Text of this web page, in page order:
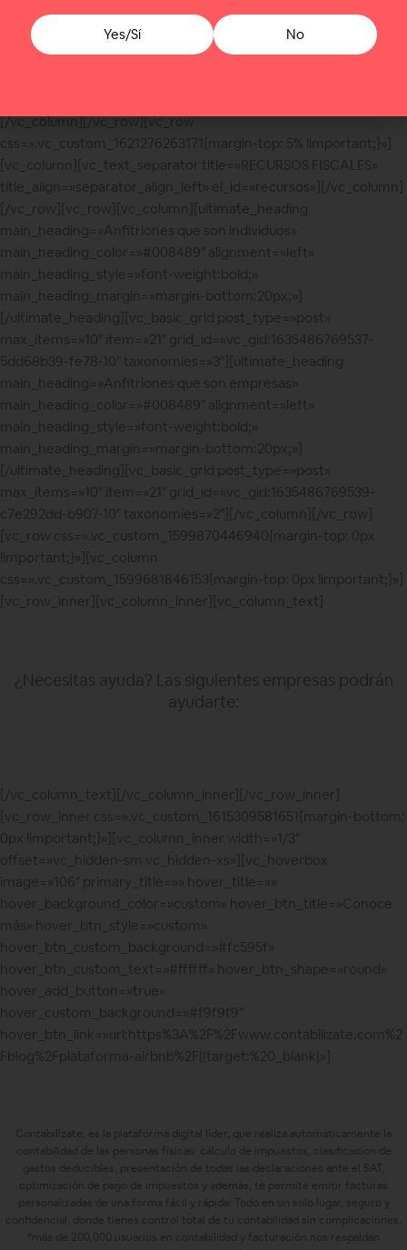
[/vc_column][/vc_row][vc_row
css=».vc_custom_1621276263171{margin-top: 5% !important;}»]
[vc_column][vc_text_separator title=»RECURSOS FISCALES»
title_align=»separator_align_left» el_id=»recursos»][/vc_column]
[/vc_row][vc_row][vc_column][ultimate_heading
main_heading=»Anfitriones que son individuos»
main_heading_color=»#008489″ alignment=»left»
main_heading_style=»font-weight:bold;»
main_heading_margin=»margin-bottom:20px;»]
[/ultimate_heading][vc_basic_grid post_type=»post»
max_items=»10″ item=»21″ grid_id=»vc_gid:1635486769537-
5dd68b39-fe78-10″ taxonomies=»3″][ultimate_heading
main_heading=»Anfitriones que son empresas»
main_heading_color=»#008489″ alignment=»left»
main_heading_style=»font-weight:bold;»
main_heading_margin=»margin-bottom:20px;»]
[/ultimate_heading][vc_basic_grid post_type=»post»
max_items=»10″ item=»21″ grid_id=»vc_gid:1635486769539-
c7e292dd-b907-10″ taxonomies=»2″][/vc_column][/vc_row]
[vc_row css=».vc_custom_1599870446940{margin-top: 0px
!important;}»][vc_column
css=».vc_custom_1599681846153{margin-top: 0px !important;}»]
[vc_row_inner][vc_column_inner][vc_column_text]
¿Necesitas ayuda? Las siguientes empresas podrán
ayudarte:
[/vc_column_text][/vc_column_inner][/vc_row_inner]
[vc_row_inner css=».vc_custom_1615309581651{margin-bottom:
0px !important;}»][vc_column_inner width=»1/3″
offset=»vc_hidden-sm vc_hidden-xs»][vc_hoverbox
image=»106″ primary_title=»» hover_title=»»
hover_background_color=»custom» hover_btn_title=»Conoce
más» hover_btn_style=»custom»
hover_btn_custom_background=»#fc595f»
hover_btn_custom_text=»#ffffff» hover_btn_shape=»round»
hover_add_button=»true»
hover_custom_background=»#f9f9f9″
hover_btn_link=»url:https%3A%2F%2Fwww.contabilizate.com%2
Fblog%2Fplataforma-airbnb%2F||target:%20_blank|»]
Contabilízate, es la plataforma digital líder, que realiza automáticamente la
contabilidad de las personas físicas: cálculo de impuestos, clasificacion de
gastos deducibles, presentación de todas las declaraciones ante el SAT,
optimización de pago de impuestos y además, te permite emitir facturas
personalizadas de una forma fácil y rápida. Todo en un solo lugar, seguro y
confidencial, donde tienes control total de tu contabilidad sin complicaciones,
*más de 200,000 usuarios en contabilidad y facturación nos respaldan
Yes/Sí No